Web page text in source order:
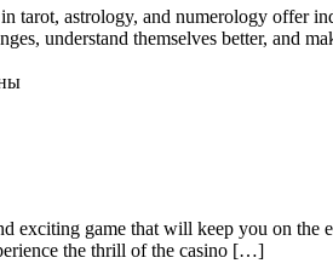
tarot, astrology, and numerology offer
understand themselves better,
exciting game that will keep you on
the thrill of the casino […]